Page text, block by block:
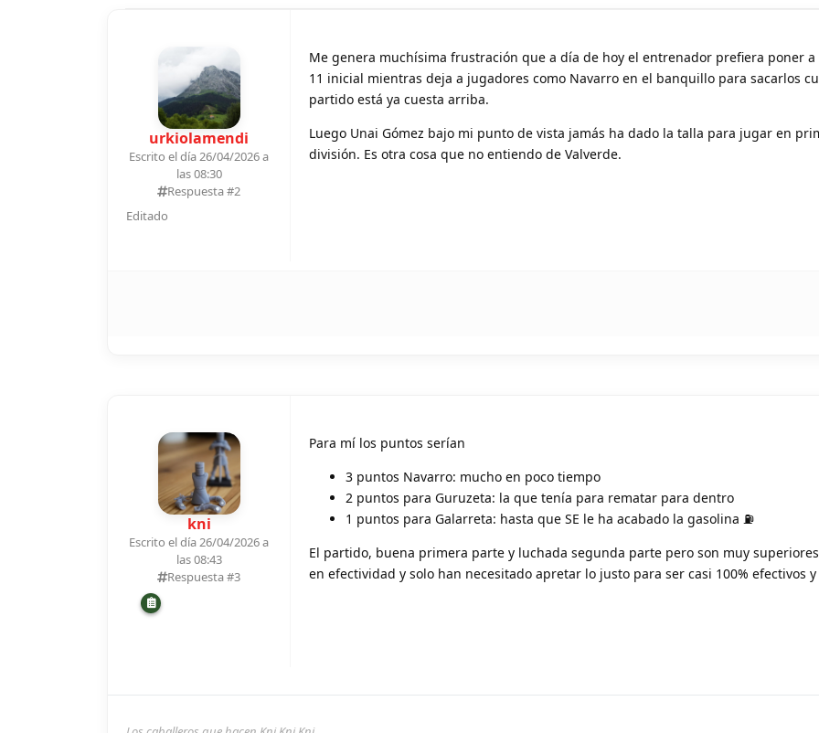
urkiolamendi
Escrito el día 26/04/2026 a
las 08:30
Respuesta #2
Editado
Me genera muchísima frustración que a día de hoy el entrenador prefiera poner a
11 inicial mientras deja a jugadores como Navarro en el banquillo para sacarlos
partido está ya cuesta arriba.
Luego Unai Gómez bajo mi punto de vista jamás ha dado la talla para jugar en
división. Es otra cosa que no entiendo de Valverde.
kni
Escrito el día 26/04/2026 a
las 08:43
Respuesta #3
Para mí los puntos serían
3 puntos Navarro: mucho en poco tiempo
2 puntos para Guruzeta: la que tenía para rematar para dentro
1 puntos para Galarreta: hasta que SE le ha acabado la gasolina ⛽
El partido, buena primera parte y luchada segunda parte pero son muy
en efectividad y solo han necesitado apretar lo justo para ser casi 100% efectivos